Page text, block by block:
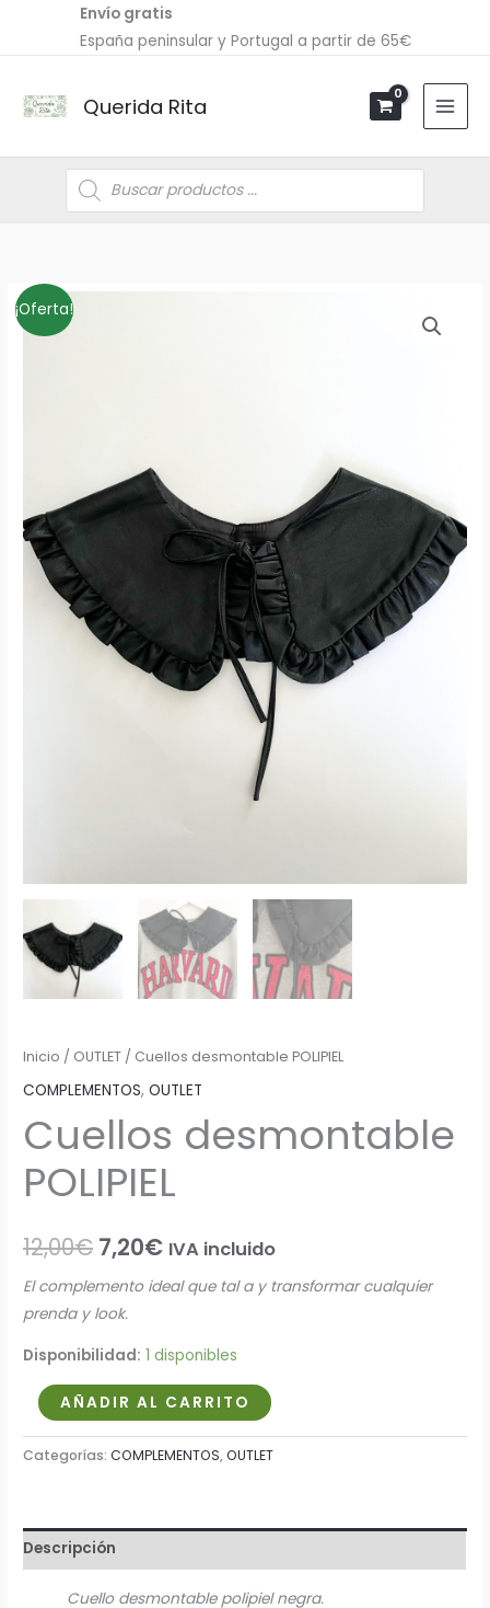
Envío gratis
España peninsular y Portugal a partir de 65€
Querida Rita
Búsqueda
de
productos
¡Oferta!
Inicio / OUTLET / Cuellos desmontable POLIPIEL
COMPLEMENTOS,OUTLET
Cuellos desmontable
POLIPIEL
12,00€
12,00€.
7,20€
7,20€.
IVA incluido
El complemento ideal que tal a y transformar cualquier
prenda y look.
Disponibilidad: 1 disponibles
Cuellos
desmontable
AÑADIR AL CARRITO
Categorías:COMPLEMENTOS,OUTLET
Descripción
Cuello desmontable polipiel negra.